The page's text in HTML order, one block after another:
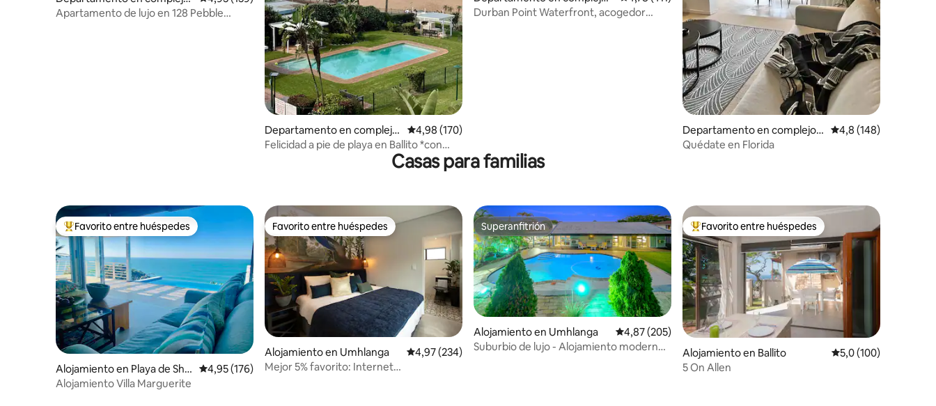
residencial en Hillhead
Apartamento de lujo en 128 Pebble
Departamento en complejo
residencial en Ballito
Calificación promedio: 4,98 de 5. 170 evaluaciones
4,98 (170)
Felicidad a pie de playa en Ballito *con
esidencial en Point
Durban Point Waterfront, acogedor
Departamento en complejo r
esidencial en Windermere
Calificación
4,8 (148)
Quédate en Florida
Casas para familias
Favorito entre los huéspedes más destacados
Favorito entre huéspedes
Alojamiento en Playa de She
ffield
Calificación promedio: 4,95 de 5. 176 evaluaciones
4,95 (176)
Alojamiento Villa Marguerite
Favorito entre huéspedes
Favorito entre huéspedes
Alojamiento en Umhlanga Calificación promedio: 4,97 de 5. 234 evaluaciones
4,97 (234)
Mejor 5% favorito: Internet
Superanfitrión
Superanfitrión
Alojamiento en Umhlanga Calificación promedio: 4,87 de 5. 205 evaluaciones
4,87 (205)
Suburbio de lujo - Alojamiento moderno
Favorito entre los huéspedes más destacados
Favorito entre huéspedes
Alojamiento en Ballito Calificación
5,0 (100)
5 On Allen